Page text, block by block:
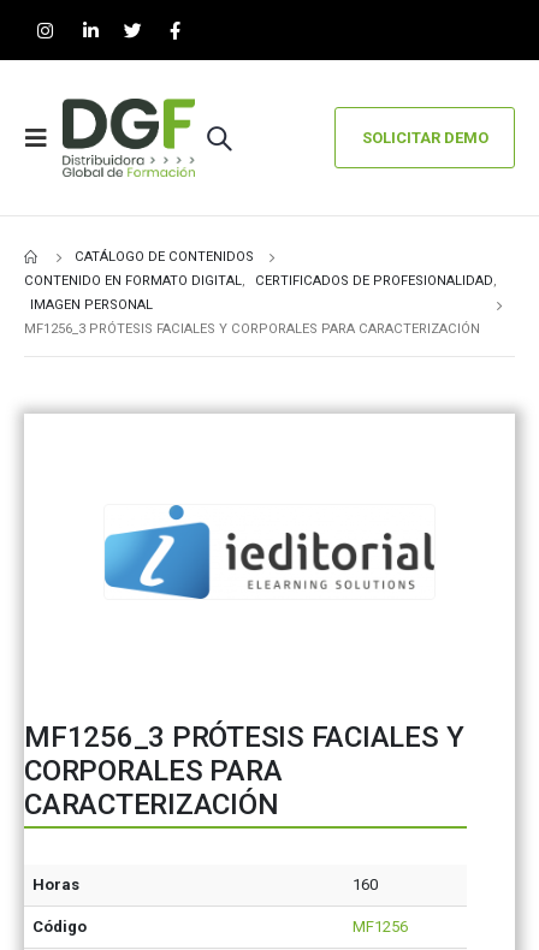
SOLICITAR DEMO
CATÁLOGO DE CONTENIDOS
CONTENIDO EN FORMATO DIGITAL, CERTIFICADOS DE PROFESIONALIDAD,
IMAGEN PERSONAL
MF1256_3 PRÓTESIS FACIALES Y CORPORALES PARA CARACTERIZACIÓN
MF1256_3 PRÓTESIS FACIALES Y
CORPORALES PARA
CARACTERIZACIÓN
Horas 160
Código MF1256